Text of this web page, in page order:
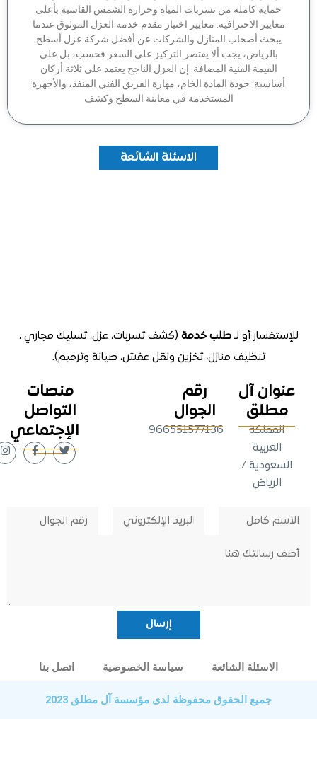
حماية كاملة من تسربات المياه وحرارة الشمس القاسية بأعلى
الاحترافية. معايير اختيار مقدم خدمة العزل الموثوق عندما
يبحث أصحاب المنازل والشركات عن أفضل شركة عزل أسطح
بالرياض، يجب ألا يقتصر التركيز على السعر فحسب، بل على
القيمة الفنية المضافة. إن العزل الناجح يعتمد على ثلاثة أركان
جودة المادة الخام، مهارة الفريق الفني المنفذ، والأجهزة
المستخدمة في معاينة السطح وكشف
الاسئلة الشائعة
أو لـطلب خدمة(كشف تسربات، عزل، تسليك مجاري ،
تنظيف منازل، تخزين ونقل عفش، صيانة وترميم).
آل
/
رقم
الجوال
966551577136
منصات
التواصل
الإجتماعي
الاسئلة الشائعة سياسة الخصوصية اتصل بنا
جميع الحقوق محفوظة لدى مؤسسة آل مطلق 2023